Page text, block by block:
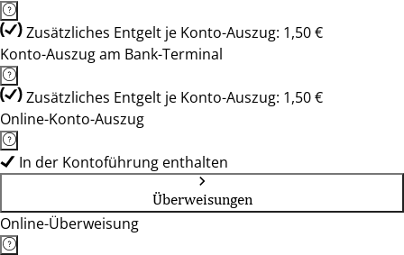
Zusätzliches Entgelt je Konto-Auszug: 1,50 €
Konto-Auszug am Bank-Terminal
Zusätzliches Entgelt je Konto-Auszug: 1,50 €
Online-Konto-Auszug
In der Kontoführung enthalten
Überweisungen
Online-Überweisung